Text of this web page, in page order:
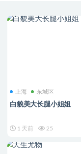
上海 东城区
白貌美大长腿小姐姐
1 天前 25